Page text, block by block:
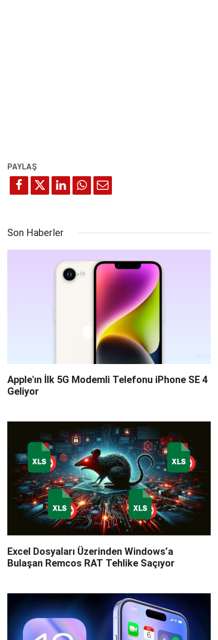
Son Haberler
Apple'ın İlk 5G Modemli Telefonu iPhone SE 4
Geliyor
Excel Dosyaları Üzerinden Windows’a
Bulaşan Remcos RAT Tehlike Saçıyor